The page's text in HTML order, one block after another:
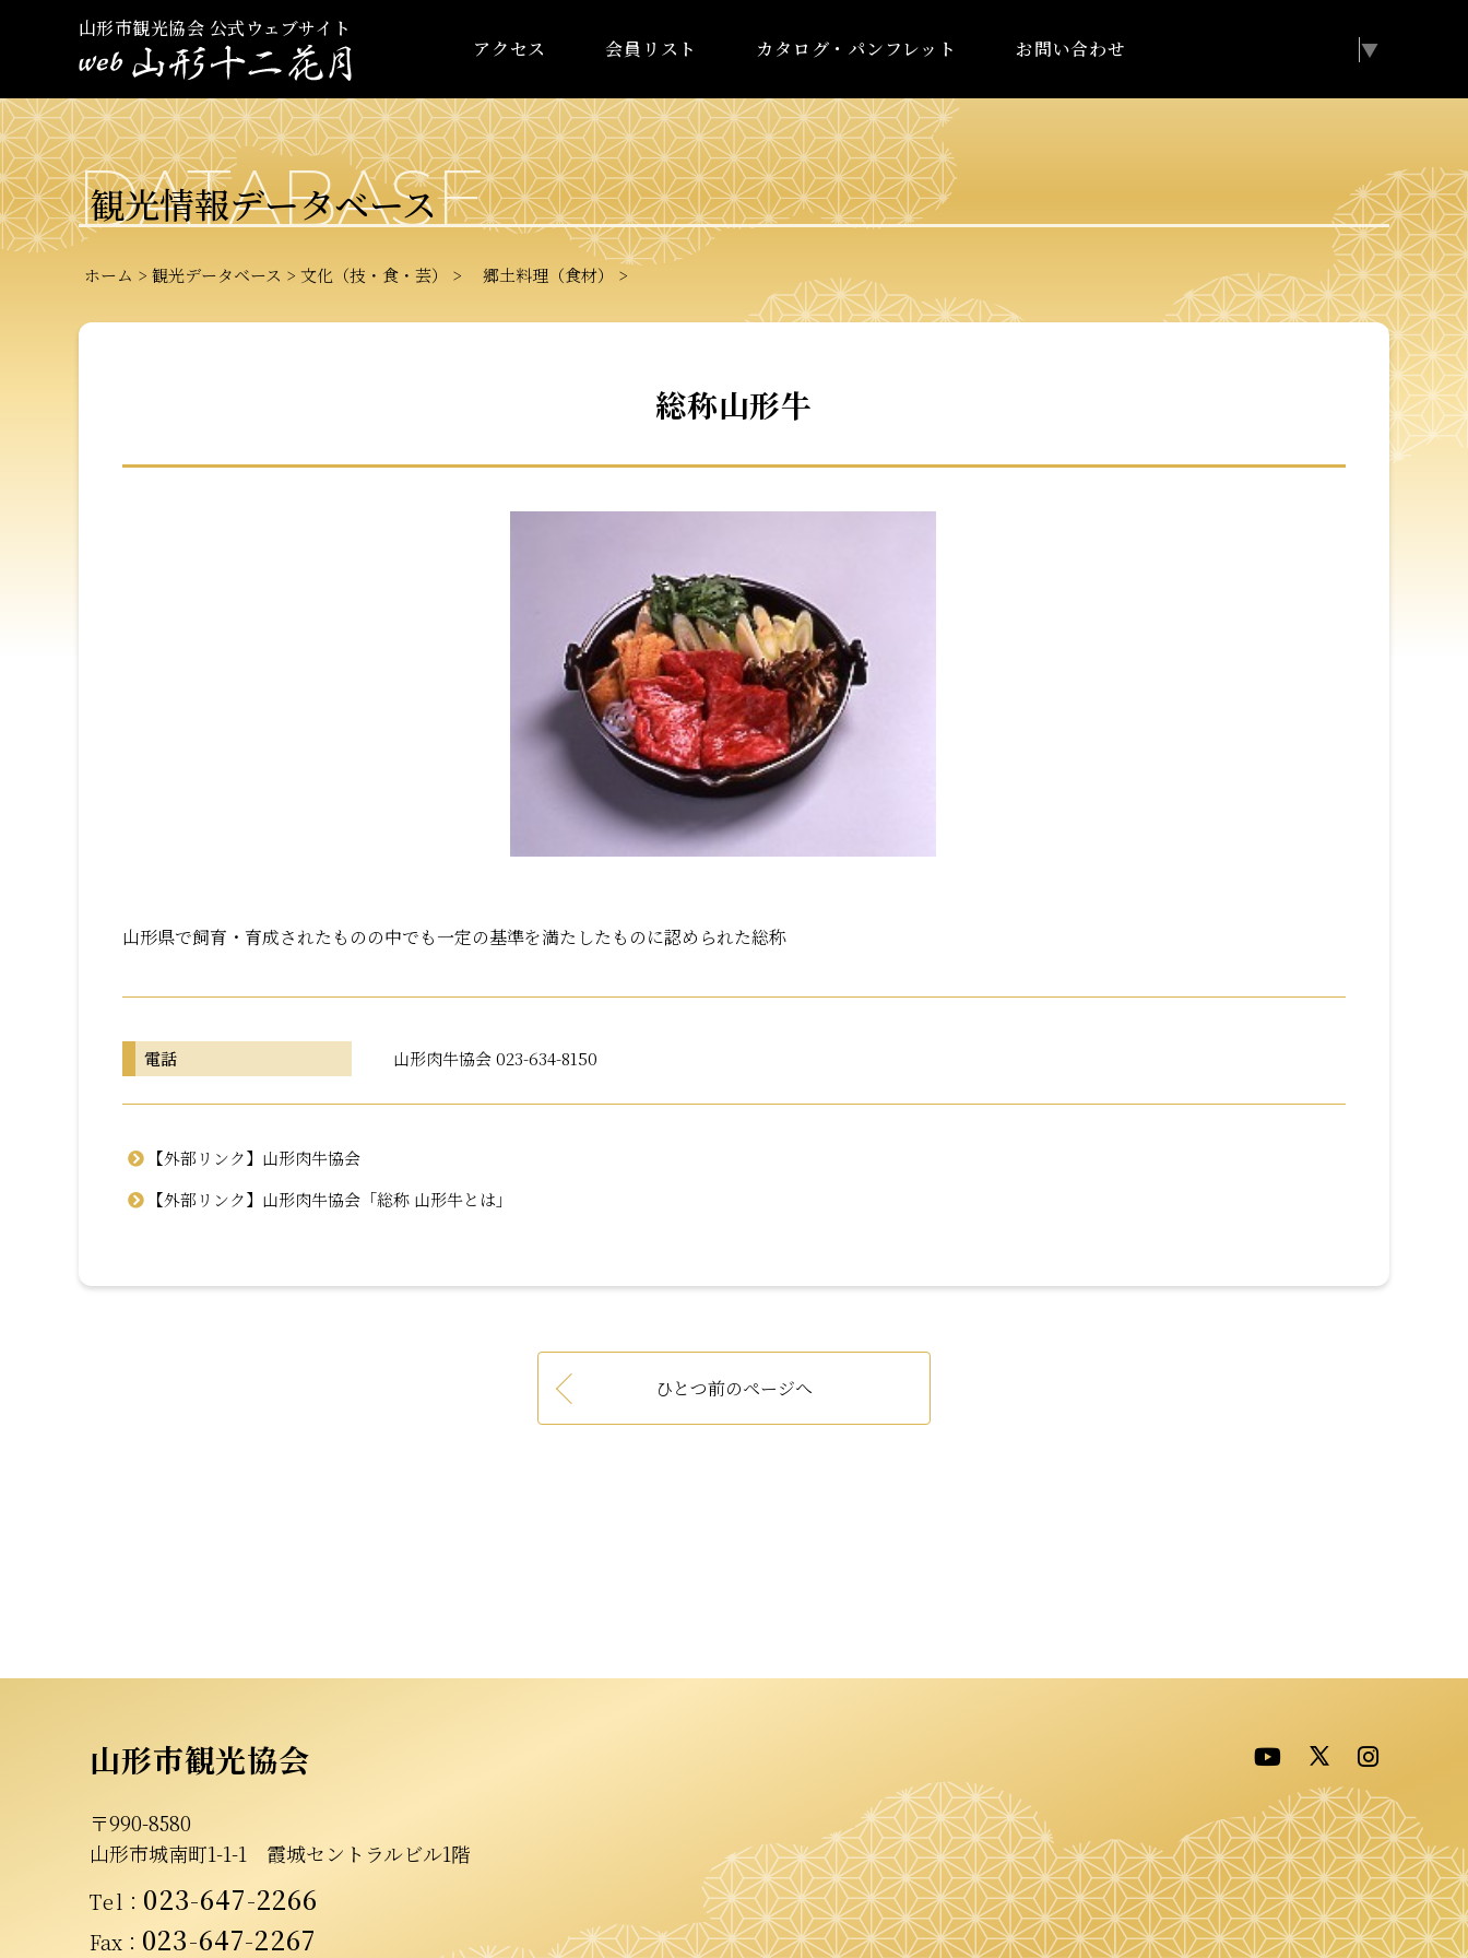
山形市観光協会 公式ウェブサイト
▼
アクセス 会員リスト カタログ・パンフレット お問い合わせ
観光情報データベース
DATABASE
ホーム 観光データベース 文化（技・食・芸） 郷土料理（食材）
総称山形牛
山形県で飼育・育成されたものの中でも一定の基準を満たしたものに認められた総称
電話 山形肉牛協会 023-634-8150
【外部リンク】山形肉牛協会
【外部リンク】山形肉牛協会「総称 山形牛とは」
ひとつ前のページへ
山形市観光協会
〒990-8580
山形市城南町1-1-1 霞城セントラルビル1階
Tel ： 023-647-2266
Fax： 023-647-2267